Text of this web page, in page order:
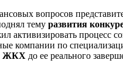
вопросов
тему развития
активизировать процесс
компании по
ЖКХ до ее реального